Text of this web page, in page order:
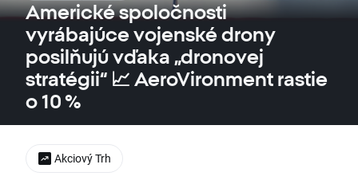
Americké spoločnosti
vyrábajúce vojenské drony
posilňujú vďaka „dronovej
stratégii“ 📈 AeroVironment rastie
o 10 %
Akciový Trh